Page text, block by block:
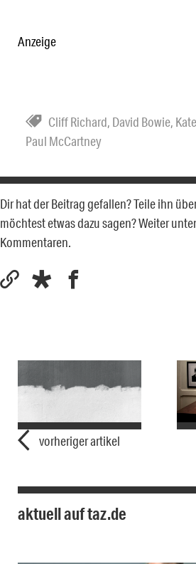
Anzeige
Cliff Richard, David Bowie,
Paul McCartney
Dir hat der Beitrag gefallen? Teile ihn
möchtest etwas dazu sagen? Weiter
Kommentaren.
vorheriger artikel
aktuell auf taz.de